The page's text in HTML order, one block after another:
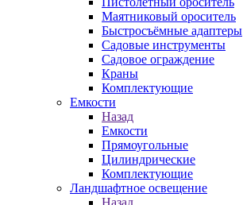
Маятниковый ороситель
Быстросъёмные адаптеры
Садовые инструменты
Садовое ограждение
Краны
Комплектующие
Емкости
Назад
Емкости
Прямоугольные
Цилиндрические
Комплектующие
Ландшафтное освещение
Назад